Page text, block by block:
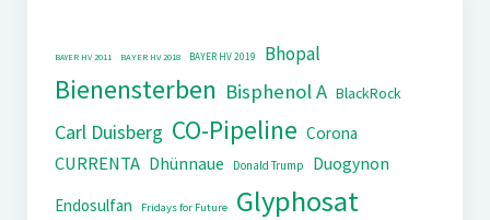
BAYER HV 2011 BAYER HV 2018 BAYER HV 2019 Bhopal
Bienensterben Bisphenol A BlackRock
Carl Duisberg CO-Pipeline Corona
CURRENTA Dhünnaue Donald Trump
Duogynon
Endosulfan
Fridays for Future Glyphosat